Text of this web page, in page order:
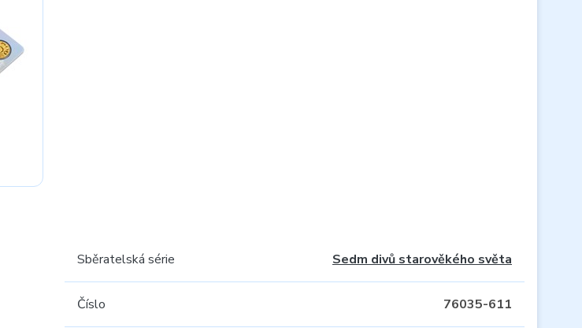
Sběratelská série Sedm divů starověkého světa
Číslo 76035-611